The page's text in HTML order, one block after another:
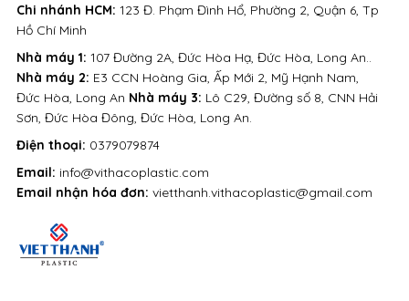
Điện thoại: 0379079874
Email: info@vithacoplastic.com
Email nhận hóa đơn: vietthanh.vithacoplastic@gmail.com
Nhà máy 1: 107 Đường 2A, Đức Hòa Hạ, Đức Hòa, Long An..
Nhà máy 2: E3 CCN Hoàng Gia, Ấp Mới 2, Mỹ Hạnh Nam,
Đức Hòa, Long An Nhà máy 3: Lô C29, Đường số 8, CNN Hải
Sơn, Đức Hòa Đông, Đức Hòa, Long An.
Chi nhánh HCM: 123 Đ. Phạm Đình Hổ, Phường 2, Quận 6, Tp
Hồ Chí Minh